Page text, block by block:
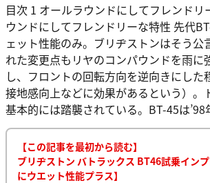
目次 1 オールラウンドにしてフレンドリ
ウンドにしてフレンドリーな特性 先代
ェット性能のみ。ブリヂストンはそう公
れた変更点もリヤのコンパウンドを雨に
し、フロントの回転方向を逆向きにした
接地感向上などに効果があるという）。
基本的には踏襲されている。BT-45は
【この記事を最初から読む】
ブリヂストン バトラックス BT46試乗イン
にウエット性能プラス】